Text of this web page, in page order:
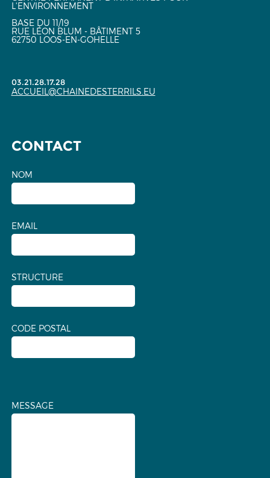
L'ENVIRONNEMENT
BASE DU 11/19
RUE LÉON BLUM - BÂTIMENT 5
62750 LOOS-EN-GOHELLE
03.21.28.17.28
ACCUEIL@CHAINEDESTERRILS.EU
CONTACT
NOM
EMAIL
STRUCTURE
CODE POSTAL
MESSAGE